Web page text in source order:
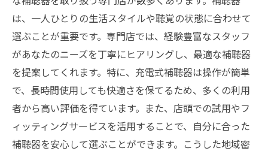
は、一人ひとりの生活スタイルや聴覚の状態に合わせて
選ぶことが重要です。専門店では、経験豊富なスタッフ
があなたのニーズを丁寧にヒアリングし、最適な補聴器
を提案してくれます。特に、充電式補聴器は操作が簡単
で、長時間使用しても快適さを保てるため、多くの利用
者から高い評価を得ています。また、店頭での試用やフ
ィッティングサービスを活用することで、自分に合った
補聴器を安心して選ぶことができます。こうした地域密